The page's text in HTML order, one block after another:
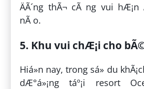
ÄÃ´ng thÃ¬ cÃ ng vui hÆ¡n
nÃ o.
5. Khu vui chÆ¡i cho
Hiá»n nay, trong sá» du
dÆ°á»¡ng táº¡i resort